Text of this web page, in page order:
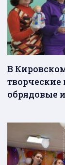
В
обрядовые